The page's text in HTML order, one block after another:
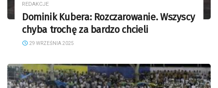
REDAKCJE
Dominik Kubera: Rozczarowanie. Wszyscy
chyba trochę za bardzo chcieli
29 WRZEŚNIA 2025